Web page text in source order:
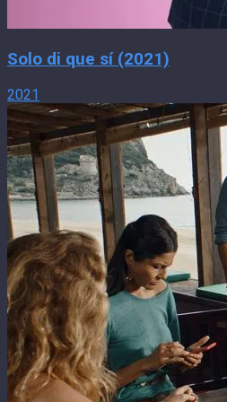
Solo di que sí (2021)
2021